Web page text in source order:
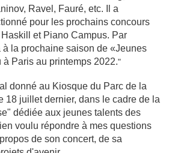
Ravel, Fauré, etc. Il a
pour les prochains concours
et Piano Campus. Par
la prochaine saison de «Jeunes
Paris au printemps 2022."
donné au Kiosque du Parc de la
18 juillet dernier, dans le cadre de la
dédiée aux jeunes talents des
voulu répondre à mes questions
de son concert, de sa